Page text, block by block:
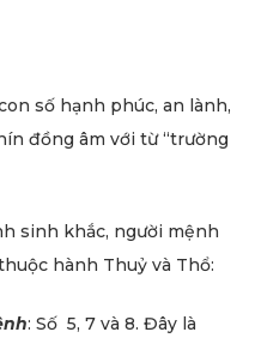
số hạnh phúc, an lành,
đồng âm với từ “trường
sinh khắc, người mệnh
hành Thuỷ và Thổ:
: Số 5, 7 và 8. Đây là